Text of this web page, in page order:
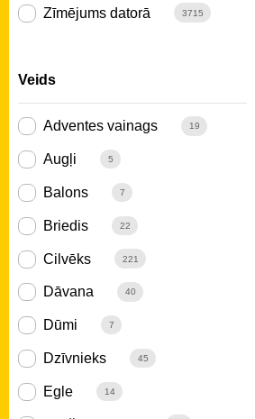
Zīmējums datorā 3715
Veids
Adventes vainags 19
Augļi 5
Balons 7
Briedis 22
Cilvēks 221
Dāvana 40
Dūmi 7
Dzīvnieks 45
Egle 14